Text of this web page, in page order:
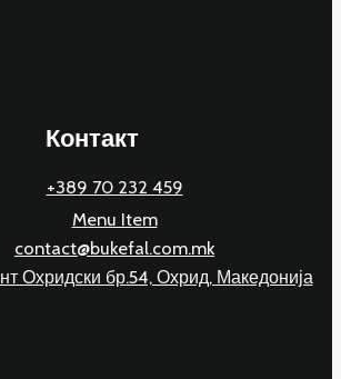
Контакт
+389 70 232 459
Menu Item
contact@bukefal.com.mk
Охридски бр.54, Охрид, Македонија